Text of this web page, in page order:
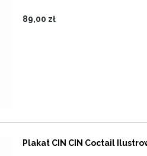
89,00 zł
Plakat CIN CIN Coctail